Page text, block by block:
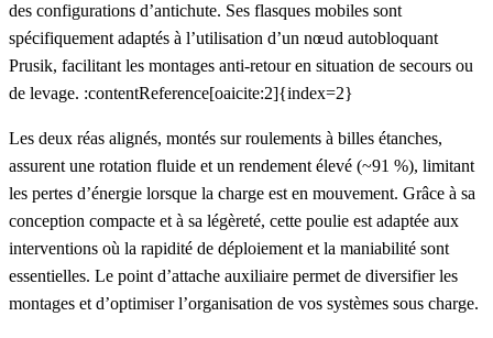
des configurations d’antichute. Ses flasques mobiles sont
spécifiquement adaptés à l’utilisation d’un nœud autobloquant
Prusik, facilitant les montages anti-retour en situation de secours ou
de levage. :contentReference[oaicite:2]{index=2}
Les deux réas alignés, montés sur roulements à billes étanches,
assurent une rotation fluide et un rendement élevé (~91 %), limitant
les pertes d’énergie lorsque la charge est en mouvement. Grâce à sa
conception compacte et à sa légèreté, cette poulie est adaptée aux
interventions où la rapidité de déploiement et la maniabilité sont
essentielles. Le point d’attache auxiliaire permet de diversifier les
montages et d’optimiser l’organisation de vos systèmes sous charge.